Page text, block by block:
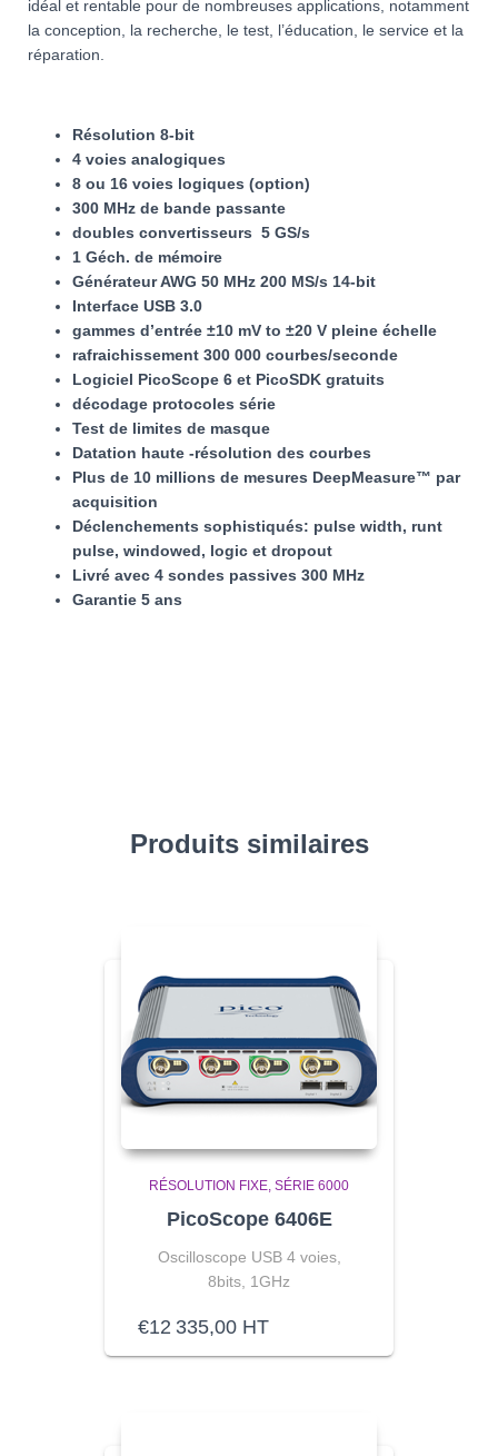
idéal et rentable pour de nombreuses applications, notamment
la conception, la recherche, le test, l’éducation, le service et la
réparation.
Résolution 8-bit
4 voies analogiques
8 ou 16 voies logiques (option)
300 MHz de bande passante
doubles convertisseurs 5 GS/s
1 Géch. de mémoire
Générateur AWG 50 MHz 200 MS/s 14-bit
Interface USB 3.0
gammes d’entrée ±10 mV to ±20 V pleine échelle
rafraichissement 300 000 courbes/seconde
Logiciel PicoScope 6 et PicoSDK gratuits
décodage protocoles série
Test de limites de masque
Datation haute -résolution des courbes
Plus de 10 millions de mesures DeepMeasure™ par
acquisition
Déclenchements sophistiqués: pulse width, runt
pulse, windowed, logic et dropout
Livré avec 4 sondes passives 300 MHz
Garantie 5 ans
Produits similaires
RÉSOLUTION FIXE SÉRIE 6000
PicoScope 6406E
Oscilloscope USB 4 voies,
8bits, 1GHz
€12 335,00 HT